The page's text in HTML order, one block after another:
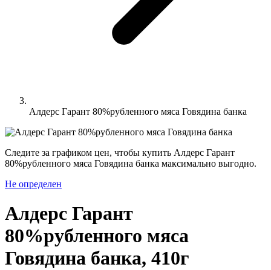
Алдерс Гарант 80%рубленного мяса Говядина банка
Следите за графиком цен, чтобы купить Алдерс Гарант
80%рубленного мяса Говядина банка максимально выгодно.
Не определен
Алдерс Гарант
80%рубленного мяса
Говядина банка, 410г